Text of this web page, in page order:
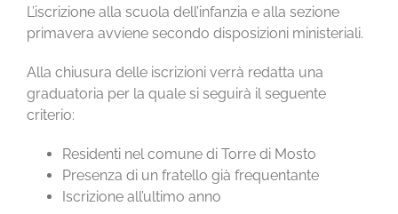
L’iscrizione alla scuola dell’infanzia e alla sezione
primavera avviene secondo disposizioni ministeriali.
Alla chiusura delle iscrizioni verrà redatta una
graduatoria per la quale si seguirà il seguente
criterio:
Residenti nel comune di Torre di Mosto
Presenza di un fratello già frequentante
Iscrizione all’ultimo anno